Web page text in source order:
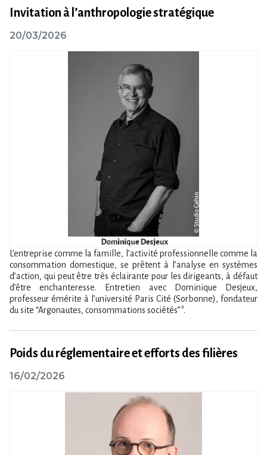
Invitation à l’anthropologie stratégique
20/03/2026
L’entreprise comme la famille, l’activité professionnelle comme la
consommation domestique, se prêtent à l’analyse en systèmes
d’action, qui peut être très éclairante pour les dirigeants, à défaut
d’être enchanteresse. Entretien avec Dominique Desjeux,
professeur émérite à l​‌’université Paris Cité (Sorbonne), fondateur
du site “Argonautes, consommations sociétés”*.
Poids du réglementaire et efforts des filières
16/02/2026